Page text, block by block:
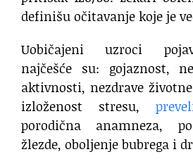
definišu očitavanje koje je
Uobičajeni uzroci
najčešće su: gojaznost,
aktivnosti, nezdrave
izloženost stresu,
porodična anamneza,
žlezde, oboljenje bubrega i